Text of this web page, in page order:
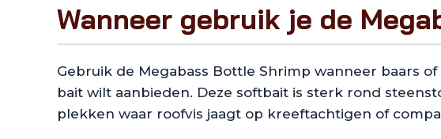
Wanneer gebruik je de
Gebruik de Megabass Bottle Shrimp wanneer baars
bait wilt aanbieden. Deze softbait is sterk rond
plekken waar roofvis jaagt op kreeftachtigen of